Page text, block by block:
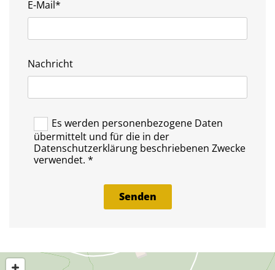
E-Mail*
Nachricht
Es werden personenbezogene Daten
übermittelt und für die in der
Datenschutzerklärung beschriebenen Zwecke
verwendet. *